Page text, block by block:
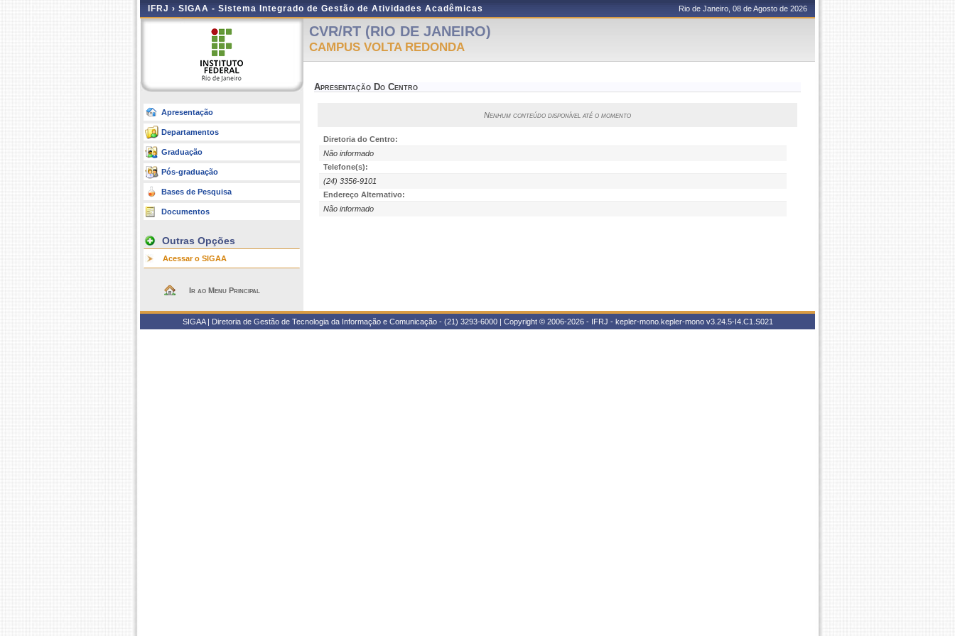
IFRJ › SIGAA - Sistema Integrado de Gestão de Atividades Acadêmicas Rio de Janeiro, 08 de Agosto de 2026
Apresentação
Departamentos
Graduação
Pós-graduação
Bases de Pesquisa
Documentos
Outras Opções
Acessar o SIGAA
Ir ao Menu Principal
CVR/RT (RIO DE JANEIRO)
CAMPUS VOLTA REDONDA
Apresentação Do Centro
Nenhum conteúdo disponível até o momento
Diretoria do Centro:
Não informado
Telefone(s):
(24) 3356-9101
Endereço Alternativo:
Não informado
SIGAA | Diretoria de Gestão de Tecnologia da Informação e Comunicação - (21) 3293-6000 | Copyright © 2006-2026 - IFRJ - kepler-mono.kepler-mono v3.24.5-I4.C1.S021